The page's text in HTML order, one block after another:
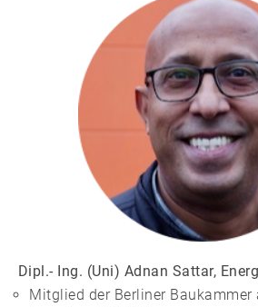
Dipl.- Ing. (Uni) Adnan Sattar,
Mitglied der Berliner Baukammer